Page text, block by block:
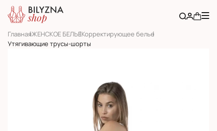
ГлавнаяЖЕНСКОЕ БЕЛЬЕКорректирующее белье
Утягивающие трусы-шорты